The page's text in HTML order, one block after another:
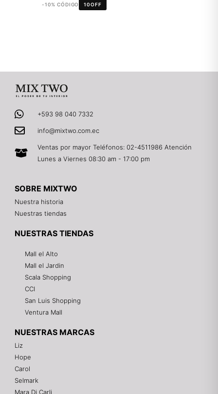
-10% CÓDIGO 10OFF
+593 98 040 7332
info@mixtwo.com.ec
Ventas por mayor Teléfonos: 02-4511986 Atención
Lunes a Viernes 08:30 am - 17:00 pm
SOBRE MIXTWO
Nuestra historia
Nuestras tiendas
NUESTRAS TIENDAS
Mall el Alto
Mall el Jardin
Scala Shopping
CCI
San Luis Shopping
Ventura Mall
NUESTRAS MARCAS
Liz
Hope
Carol
Selmark
Mara Di Carli